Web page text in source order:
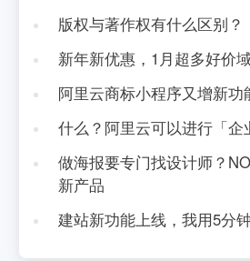
版权与著作权有什么区别？
新年新优惠，1月超多好价
阿里云商标小程序又增新功
什么？阿里云可以进行「企
做海报要专门找设计师？
新产品
建站新功能上线，我用5分